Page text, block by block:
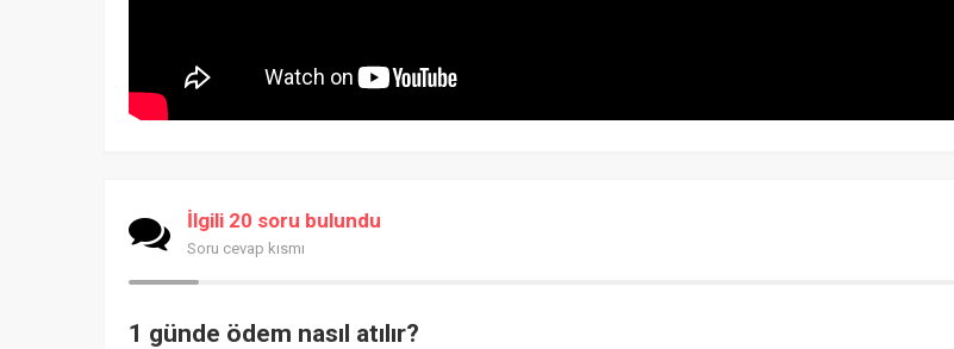
İlgili 20 soru bulundu
Soru cevap kısmı
1 günde ödem nasıl atılır?